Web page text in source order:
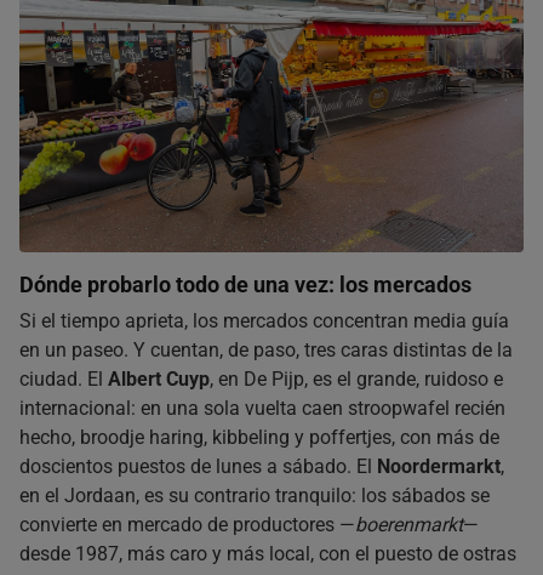
Dónde probarlo todo de una vez: los mercados
Si el tiempo aprieta, los mercados concentran media guía
en un paseo. Y cuentan, de paso, tres caras distintas de la
ciudad. El Albert Cuyp, en De Pijp, es el grande, ruidoso e
internacional: en una sola vuelta caen stroopwafel recién
hecho, broodje haring, kibbeling y poffertjes, con más de
doscientos puestos de lunes a sábado. El Noordermarkt,
en el Jordaan, es su contrario tranquilo: los sábados se
convierte en mercado de productores —boerenmarkt—
desde 1987, más caro y más local, con el puesto de ostras